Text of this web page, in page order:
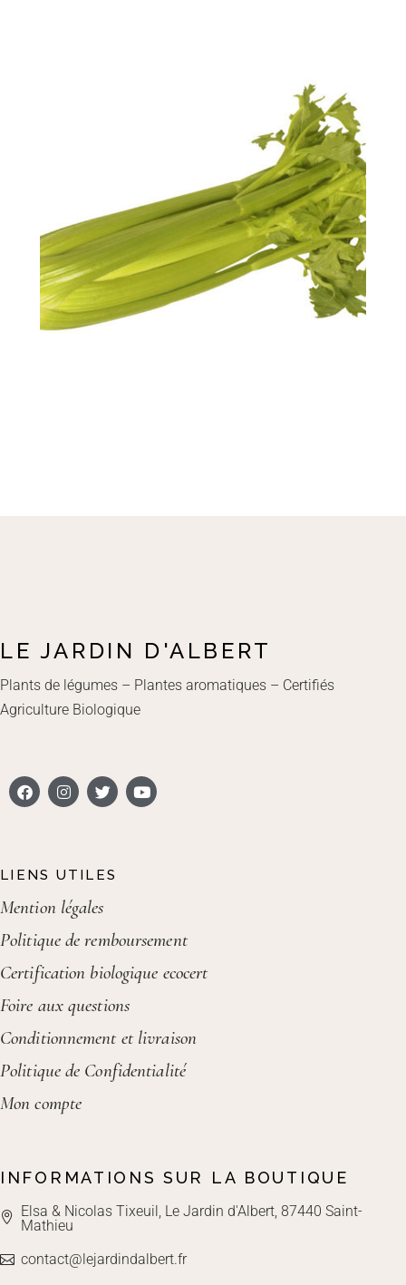
LE JARDIN D'ALBERT
Plants de légumes – Plantes aromatiques – Certifiés
Agriculture Biologique
LIENS UTILES
Mention légales
Politique de remboursement
Certification biologique ecocert
Foire aux questions
Conditionnement et livraison
Politique de Confidentialité
Mon compte
INFORMATIONS SUR LA BOUTIQUE
Elsa & Nicolas Tixeuil, Le Jardin d'Albert, 87440 Saint-
Mathieu
contact@lejardindalbert.fr